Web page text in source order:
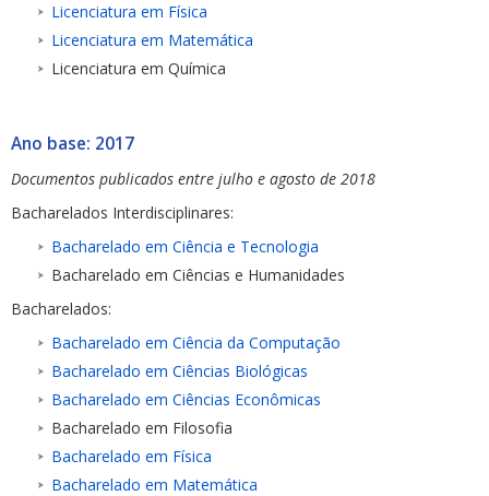
Licenciatura em Física
Licenciatura em Matemática
Licenciatura em Química
Ano base: 2017
Documentos publicados entre julho e agosto de 2018
Bacharelados Interdisciplinares:
Bacharelado em Ciência e Tecnologia
Bacharelado em Ciências e Humanidades
Bacharelados:
Bacharelado em Ciência da Computação
Bacharelado em Ciências Biológicas
Bacharelado em Ciências Econômicas
Bacharelado em Filosofia
Bacharelado em Física
Bacharelado em Matemática